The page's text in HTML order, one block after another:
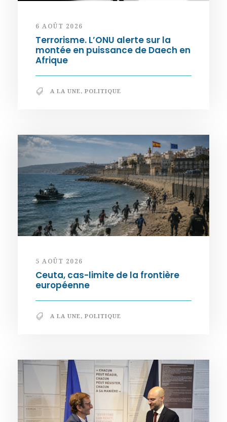
6 AOÛT 2026
Terrorisme. L’ONU alerte sur la
montée en puissance de Daech en
Afrique
A LA UNE, POLITIQUE
5 AOÛT 2026
Ceuta, cas-limite de la frontière
européenne
A LA UNE, POLITIQUE